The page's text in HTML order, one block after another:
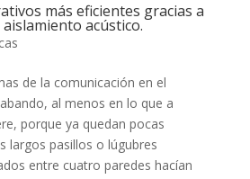
más eficientes gracias a
acústico.
de la comunicación en el
al menos en lo que a
porque ya quedan pocas
largos pasillos o lúgubres
entre cuatro paredes hacían